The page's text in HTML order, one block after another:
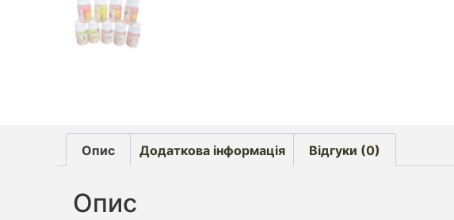
Опис Додаткова інформація Відгуки (0)
Опис